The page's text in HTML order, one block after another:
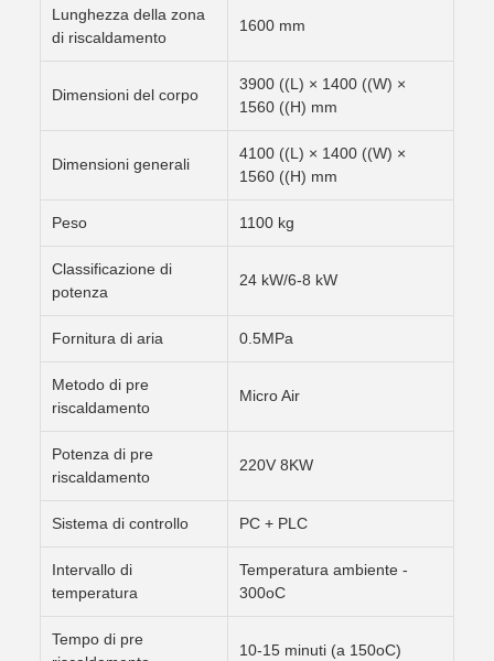
Lunghezza della zona
di riscaldamento
1600 mm
Dimensioni del corpo
3900 ((L) × 1400 ((W) ×
1560 ((H) mm
Dimensioni generali
4100 ((L) × 1400 ((W) ×
1560 ((H) mm
Peso 1100 kg
Classificazione di
potenza
24 kW/6-8 kW
Fornitura di aria 0.5MPa
Metodo di pre
riscaldamento
Micro Air
Potenza di pre
riscaldamento
220V 8KW
Sistema di controllo PC + PLC
Intervallo di
temperatura
Temperatura ambiente -
300oC
Tempo di pre
10-15 minuti (a 150oC)